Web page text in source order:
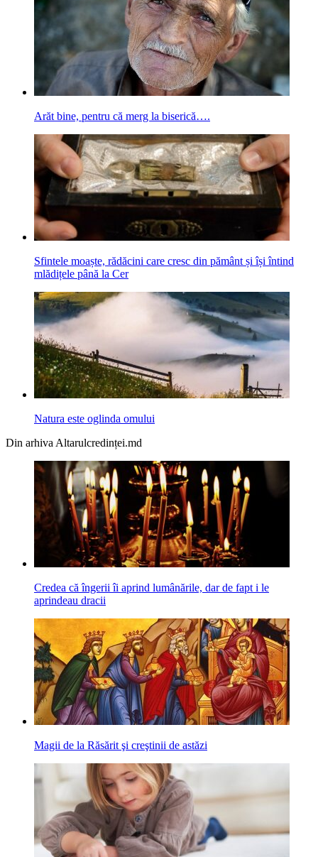
Arăt bine, pentru că merg la biserică….
Sfintele moaște, rădăcini care cresc din pământ și își întind
mlădițele până la Cer
Natura este oglinda omului
Din arhiva Altarulcredinței.md
Credea că îngerii îi aprind lumânările, dar de fapt i le
aprindeau dracii
Magii de la Răsărit şi creştinii de astăzi